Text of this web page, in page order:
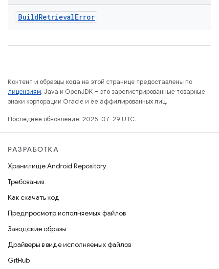
BuildRetrievalError
Контент и образцы кода на этой странице предоставлены по
лицензиям. Java и OpenJDK – это зарегистрированные товарные
знаки корпорации Oracle и ее аффилированных лиц.
Последнее обновление: 2025-07-29 UTC.
РАЗРАБОТКА
Хранилище Android Repository
Требования
Как скачать код
Предпросмотр исполняемых файлов
Заводские образы
Драйверы в виде исполняемых файлов
GitHub